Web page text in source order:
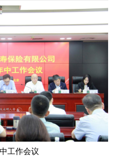
工作会议